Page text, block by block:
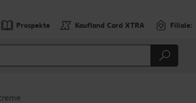
Prospekte Kaufland Card XTRA Filiale: